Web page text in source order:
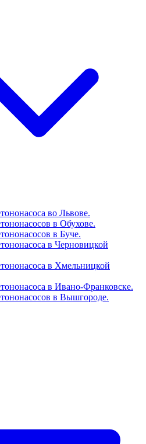
во Львове.
в Обухове.
в Буче.
в Черновицкой
в Хмельницкой
в Ивано-Франковске.
в Вышгороде.